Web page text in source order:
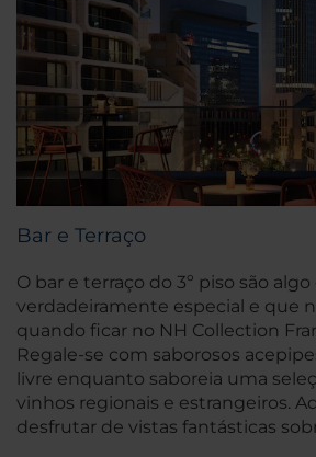
Bar e Terraço
O bar e terraço do 3º piso são algo
verdadeiramente especial e que
quando ficar no NH Collection
Regale-se com saborosos
livre enquanto saboreia uma
vinhos regionais e estrangeiros.
desfrutar de vistas fantásticas